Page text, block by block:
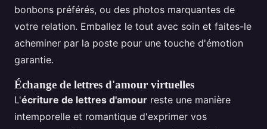
bonbons préférés, ou des photos marquantes de
votre relation. Emballez le tout avec soin et faites-le
acheminer par la poste pour une touche d'émotion
garantie.
Échange de lettres d'amour virtuelles
L'écriture de lettres d'amour reste une manière
intemporelle et romantique d'exprimer vos